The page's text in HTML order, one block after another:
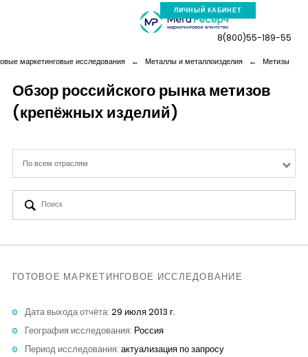
ЛИЧНЫЙ КАБИНЕТ
Компания
Услуги
Новая реальность
Аналитика
Контакты
8(800)55-189-55
маркетинговые исследования ← Металлы и металлоизделия ← Метизы
Обзор российского рынка метизов
(крепёжных изделий)
По всем отраслям
ГОТОВОЕ МАРКЕТИНГОВОЕ ИССЛЕДОВАНИЕ
Дата выхода отчёта: 29 июля 2013 г.
География исследования: Россия
Период исследования: актуализация по запросу